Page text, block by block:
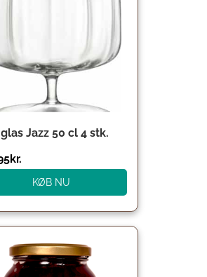
Jazz 50 cl 4 stk.
kr.
KØB NU